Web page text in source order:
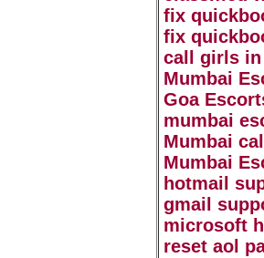
fix
fix
call girls in
Mumbai
Goa
mumbai
Mumbai
Mumbai
hotmail
gmail
microsoft
reset aol